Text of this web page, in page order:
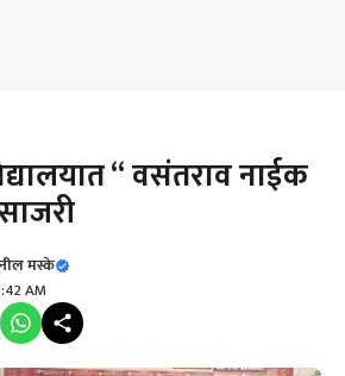
“ वसंतराव नाईक
मस्के
AM